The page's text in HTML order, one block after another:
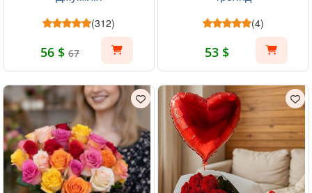
(312)
56 $ 67
(4)
53 $